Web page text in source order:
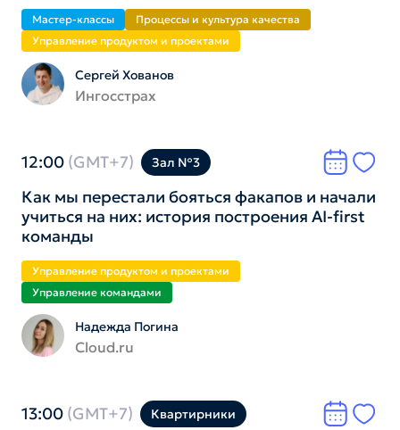
Мастер-классы
Процессы и культура качества
Управление продуктом и проектами
Сергей Хованов
Ингосстрах
12:00 (GMT+7) Зал №3
Как мы перестали бояться факапов и начали
учиться на них: история построения AI-first
команды
Управление продуктом и проектами
Управление командами
Надежда Погина
Cloud.ru
13:00 (GMT+7) Квартирники